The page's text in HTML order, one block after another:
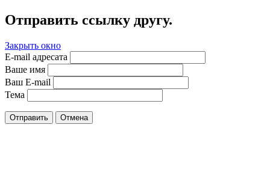
Отправить ссылку другу.
Закрыть окно
E-mail адресата
Ваше имя
Ваш E-mail
Тема
Отправить Отмена